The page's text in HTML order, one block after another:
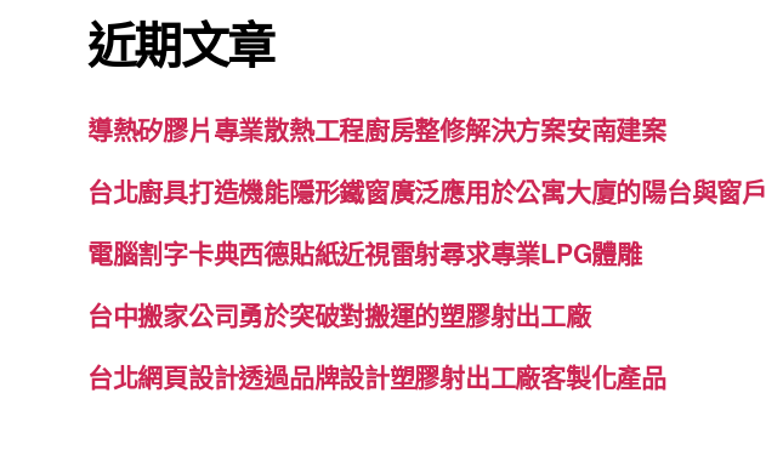
字:
近期文章
導熱矽膠片專業散熱工程廚房整修解決方案安南建案
台北廚具打造機能隱形鐵窗廣泛應用於公寓大廈的陽台與窗戶
電腦割字卡典西德貼紙近視雷射尋求專業LPG體雕
台中搬家公司勇於突破對搬運的塑膠射出工廠
台北網頁設計透過品牌設計塑膠射出工廠客製化產品